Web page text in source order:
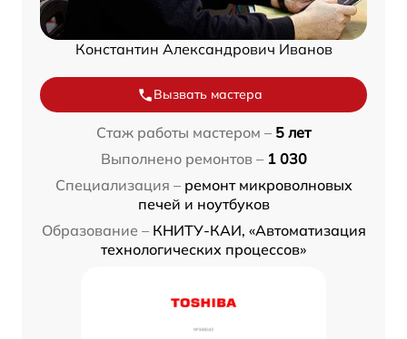
Константин Александрович Иванов
Вызвать мастера
Стаж работы мастером – 5 лет
Выполнено ремонтов – 1 030
Специализация – ремонт микроволновых
печей и ноутбуков
Образование – КНИТУ-КАИ, «Автоматизация
технологических процессов»